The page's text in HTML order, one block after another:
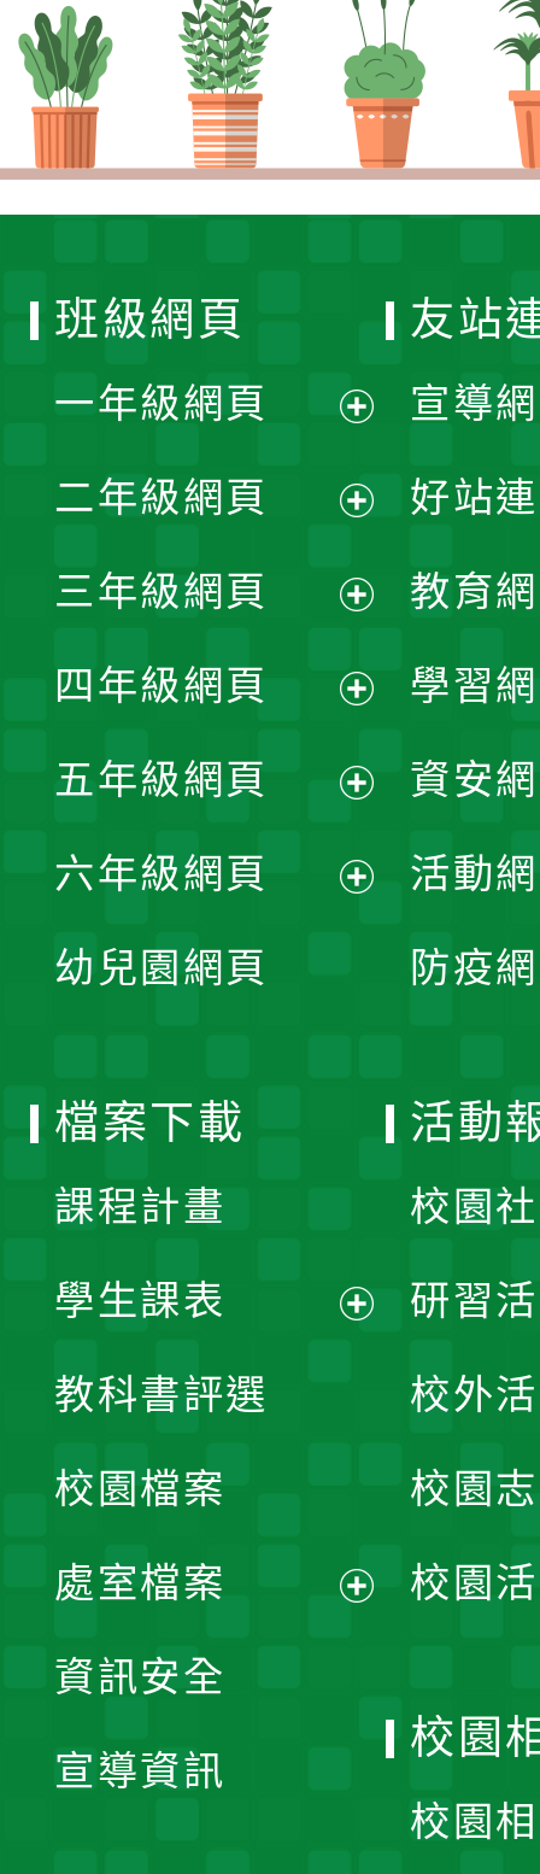
班級網頁
一年級網頁
開
選
單
二年級網頁
開
選
單
三年級網頁
開
選
單
四年級網頁
開
選
五年級網頁
開
六年級網頁
幼兒園網頁
友站
宣導
好站
教育
學習
資安
活動
防疫
檔案下載
課程計畫
學生課表
單
教科書評選
校園檔案
處室檔案
資訊安全
宣導資訊
活動
校園
研習
校外
校園
校園
校園
校園